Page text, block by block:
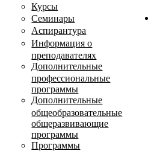
Курсы
Семинары
Аспирантура
Информация о
преподавателях
Дополнительные
профессиональные
программы
Дополнительные
общеобразовательные
общеразвивающие
программы
Программы